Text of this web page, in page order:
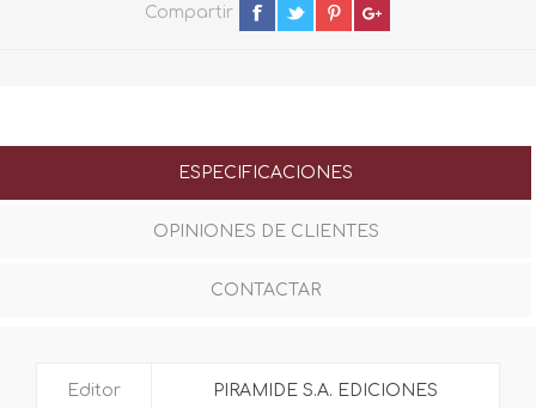
Compartir
ESPECIFICACIONES
OPINIONES DE CLIENTES
CONTACTAR
Editor PIRAMIDE S.A. EDICIONES